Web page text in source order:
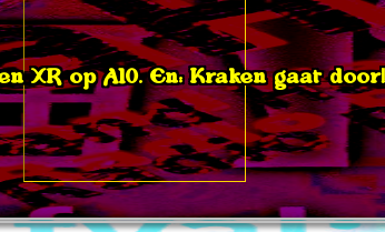
XR op A10. En: Kraken gaat